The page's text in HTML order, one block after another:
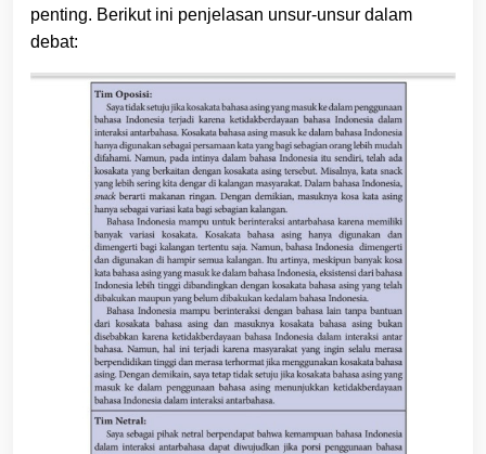
penting. Berikut ini penjelasan unsur-unsur dalam
debat: